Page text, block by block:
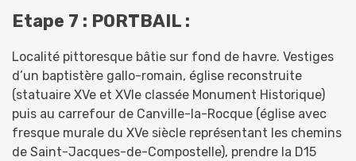
Etape 7 : PORTBAIL :
Localité pittoresque bâtie sur fond de havre. Vestiges
d’un baptistère gallo-romain, église reconstruite
(statuaire XVe et XVIe classée Monument Historique)
puis au carrefour de Canville-la-Rocque (église avec
fresque murale du XVe siècle représentant les chemins
de Saint-Jacques-de-Compostelle), prendre la D15